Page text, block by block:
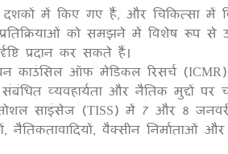
में किए गए हैं, और चिकित्सा में
प्रतिक्रियाओं को समझने में विशेष रूप
प्रदान कर सकते हैं।
काउंसिल ऑफ मेडिकल रिसर्च
व्यवहार्यता और नैतिक मुद्दों
साइंसेज (TISS) में 7 और 8
नैतिकतावादियों, वैक्सीन निर्माताओं